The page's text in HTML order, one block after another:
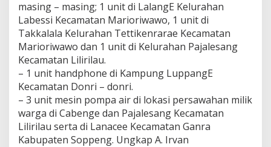
masing – masing; 1 unit di LalangE Kelurahan
Labessi Kecamatan Marioriwawo, 1 unit di
Takkalala Kelurahan Tettikenrarae Kecamatan
Marioriwawo dan 1 unit di Kelurahan Pajalesang
Kecamatan Lilirilau.
– 1 unit handphone di Kampung LuppangE
Kecamatan Donri – donri.
– 3 unit mesin pompa air di lokasi persawahan milik
warga di Cabenge dan Pajalesang Kecamatan
Lilirilau serta di Lanacee Kecamatan Ganra
Kabupaten Soppeng. Ungkap A. Irvan